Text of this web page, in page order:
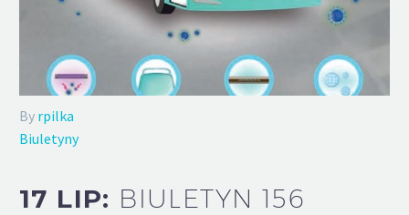
By rpilka
Biuletyny
17 LIP: BIULETYN 156